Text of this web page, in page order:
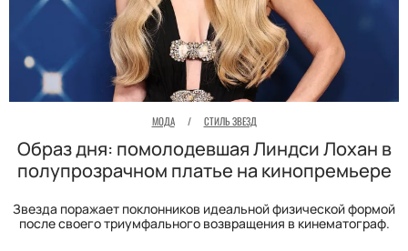
МОДА / СТИЛЬ ЗВЕЗД
Образ дня: помолодевшая Линдси Лохан в
полупрозрачном платье на кинопремьере
Звезда поражает поклонников идеальной физической формой
после своего триумфального возвращения в кинематограф.